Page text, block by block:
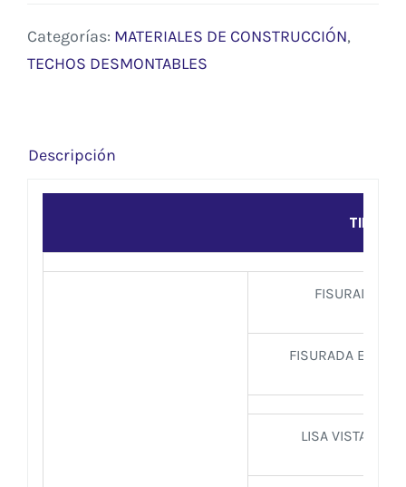
Categorías: MATERIALES DE CONSTRUCCIÓN,
TECHOS DESMONTABLES
Descripción
TIPO
FISURADA
FISURADA
LISA VISTA